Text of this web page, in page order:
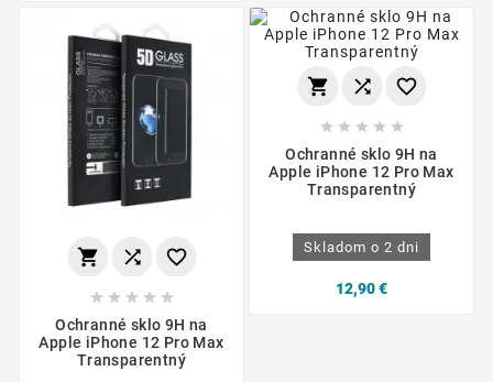
  
    
Ochranné sklo 9H na
Apple iPhone 12 Pro Max
Transparentný
  
    
Ochranné sklo 9H na
Apple iPhone 12 Pro Max
Transparentný
Skladom o 2 dni
12,90 €